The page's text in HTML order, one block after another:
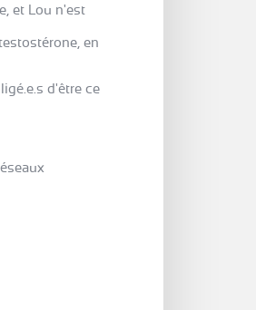
et Lou n'est
en
d'être ce